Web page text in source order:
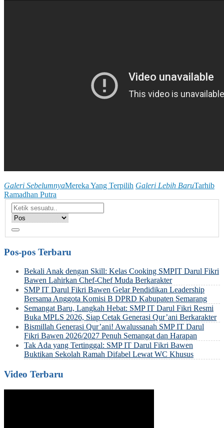
Galeri SebelumnyaMereka Yang Terpilih Galeri Lebih BaruTarhib
Ramadhan Putra
Pos-pos Terbaru
Bekali Anak dengan Skill: Kelas Cooking SMPIT Darul Fikri
Bawen Lahirkan Chef-Chef Muda Berkarakter
SMP IT Darul Fikri Bawen Gelar Pendidikan Leadership
Bersama Anggota Komisi B DPRD Kabupaten Semarang
Semangat Baru, Langkah Hebat: SMP IT Darul Fikri Resmi
Buka MPLS 2026, Siap Cetak Generasi Qur’ani Berkarakter
Bismillah Generasi Qur’ani! Awalussanah SMP IT Darul
Fikri Bawen 2026/2027 Penuh Semangat dan Harapan
Tak Ada yang Tertinggal: SMP IT Darul Fikri Bawen
Buktikan Sekolah Ramah Difabel Lewat WC Khusus
Video Terbaru